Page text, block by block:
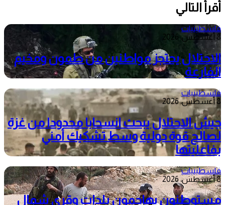
أقرأ التالي
فلسطينيات
8 أغسطس، 2026
الاحتلال يحتجز مواطنين من طمون ومخيم
الفارعة
فلسطينيات
8 أغسطس، 2026
جيش الاحتلال يبحث انسحابا محدودا من غزة
لصالح قوة دولية وسط تشكيك أمني
بفاعليتها
فلسطينيات
8 أغسطس، 2026
مستوطنون يهاجمون بلدات وقرى شمال